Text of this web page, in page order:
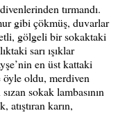
tırmandı.
gibi çökmüş, duvarlar
gölgeli bir sokaktaki
sarı ışıklar
en üst kattaki
öyle oldu, merdiven
sokak lambasının
atıştıran karın,